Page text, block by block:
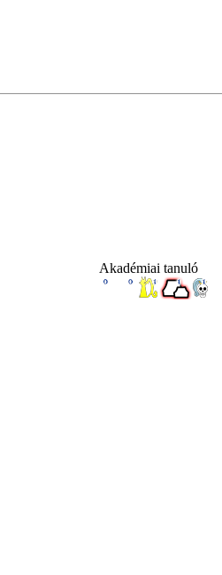
Akadémiai tanuló